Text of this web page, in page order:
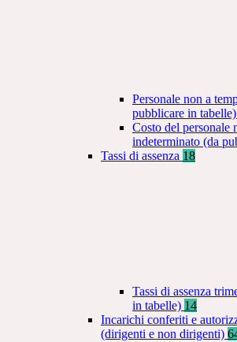
Personale non a
pubblicare in tabelle)
Costo del personale
indeterminato (da
Tassi di assenza 18
Tassi di assenza
in tabelle) 14
Incarichi conferiti e
(dirigenti e non dirigenti)